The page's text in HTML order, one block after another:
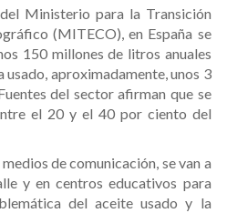
Ministerio para la Transición
(MITECO), en España se
150 millones de litros anuales
aproximadamente, unos 3
del sector afirman que se
el 20 y el 40 por ciento del
de comunicación, se van a
y en centros educativos para
del aceite usado y la